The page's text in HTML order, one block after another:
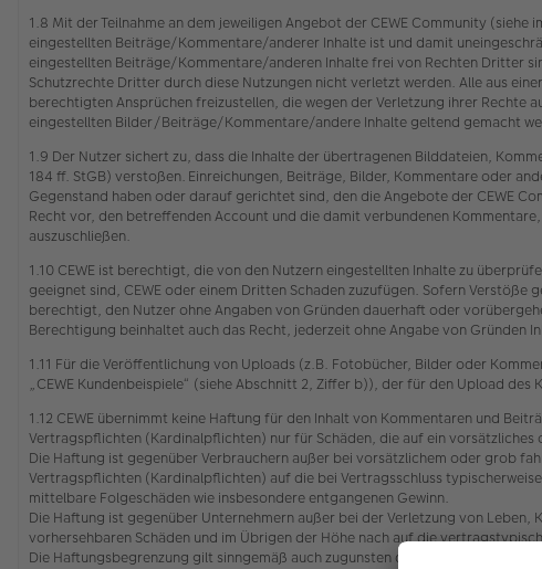
1.8 Mit der Teilnahme an dem jeweiligen Angebot der CEWE Community
eingestellten Beiträge/Kommentare/anderer Inhalte ist und damit
eingestellten Beiträge/Kommentare/anderen Inhalte frei von Rechten Dritter
Schutzrechte Dritter durch diese Nutzungen nicht verletzt werden. Alle aus
berechtigten Ansprüchen freizustellen, die wegen der Verletzung ihrer Rechte
eingestellten Bilder/Beiträge/Kommentare/andere Inhalte geltend gemacht
1.9 Der Nutzer sichert zu, dass die Inhalte der übertragenen Bilddateien,
184 ff. StGB) verstoßen. Einreichungen, Beiträge, Bilder, Kommentare oder
Gegenstand haben oder darauf gerichtet sind, den die Angebote der CEWE
Recht vor, den betreffenden Account und die damit verbundenen
auszuschließen.
1.10 CEWE ist berechtigt, die von den Nutzern eingestellten Inhalte zu
geeignet sind, CEWE oder einem Dritten Schaden zuzufügen. Sofern
berechtigt, den Nutzer ohne Angaben von Gründen dauerhaft oder
Berechtigung beinhaltet auch das Recht, jederzeit ohne Angabe von Gründen
1.11 Für die Veröffentlichung von Uploads (z.B. Fotobücher, Bilder oder
„CEWE Kundenbeispiele“ (siehe Abschnitt 2, Ziffer b)), der für den Upload des
1.12 CEWE übernimmt keine Haftung für den Inhalt von Kommentaren und
Vertragspflichten (Kardinalpflichten) nur für Schäden, die auf ein
Die Haftung ist gegenüber Verbrauchern außer bei vorsätzlichem oder grob
Vertragspflichten (Kardinalpflichten) auf die bei Vertragsschluss
mittelbare Folgeschäden wie insbesondere entgangenen Gewinn.
Die Haftung ist gegenüber Unternehmern außer bei der Verletzung von
vorhersehbaren Schäden und im Übrigen der Höhe nach auf die
Die Haftungsbegrenzung gilt sinngemäß auch zugunsten der Mitarbeiter und